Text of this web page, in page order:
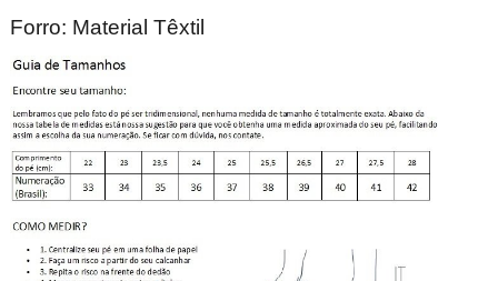
Forro: Material Têxtil